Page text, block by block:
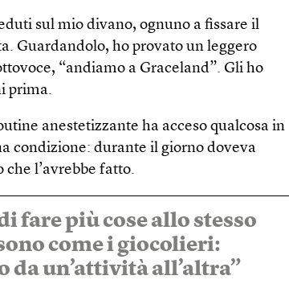
sul mio divano, ognuno a fissare il
Guardandolo, ho provato un leggero
“andiamo a Graceland”. Gli ho
prima.
anestetizzante ha acceso qualcosa in
condizione: durante il giorno doveva
l’avrebbe fatto.
fare più cose allo stesso
come i giocolieri:
da un’attività all’altra”